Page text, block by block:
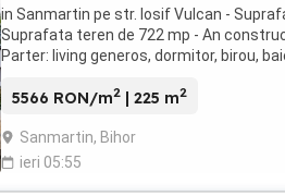
in Sanmartin pe str. Iosif Vulcan -
Suprafata teren de 722 mp - An
Parter: living generos, dormitor, birou,
5566 RON/m2 | 225 m2
Sanmartin, Bihor
ieri 05:55